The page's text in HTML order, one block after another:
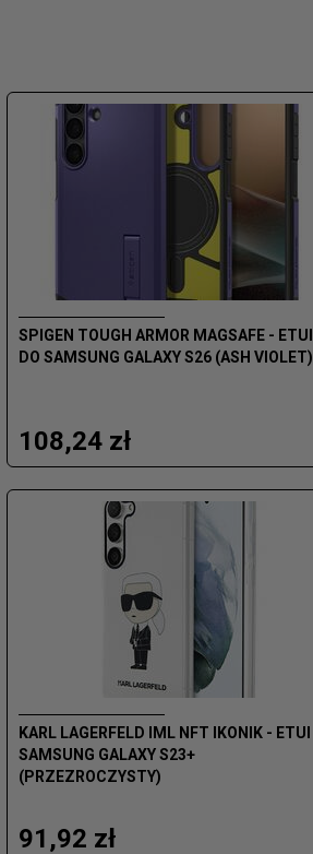
SPIGEN TOUGH ARMOR MAGSAFE - ETUI
DO SAMSUNG GALAXY S26 (ASH VIOLET)
108,24 zł
KARL LAGERFELD IML NFT IKONIK - ETUI
SAMSUNG GALAXY S23+
(PRZEZROCZYSTY)
91,92 zł